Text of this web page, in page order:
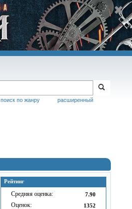
расширенный
поиск по жанру
Рейтинг
Средняя оценка: 7.90
Оценок: 1352